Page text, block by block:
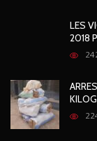
LES
2018